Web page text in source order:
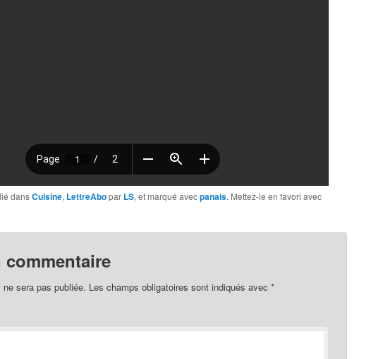
dansCuisine, LettreAbopar LS, et marqué avecpanais. Mettez-le en favori avec
commentaire
sera pas publiée. Les champs obligatoires sont indiqués avec *